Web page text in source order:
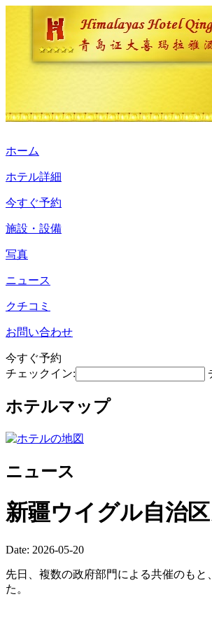
ホーム
ホテル詳細
今すぐ予約
施設・設備
写真
ニュース
クチコミ
お問い合わせ
今すぐ予約
チェックイン:
ホテルマップ
ニュース
新疆ウイグル自治
Date: 2026-05-20
先日、複数の政府部門による共催のも
た。